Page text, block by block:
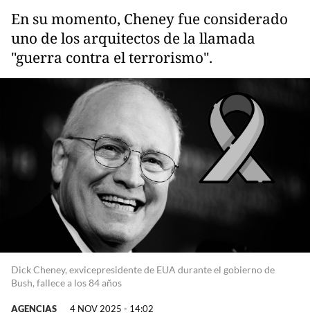
En su momento, Cheney fue considerado
uno de los arquitectos de la llamada
"guerra contra el terrorismo".
Dick Cheney, exvicepresidente de EUA durante el gobierno de
Bush, fallece a los 84 años
AGENCIAS 4 NOV 2025 - 14:02